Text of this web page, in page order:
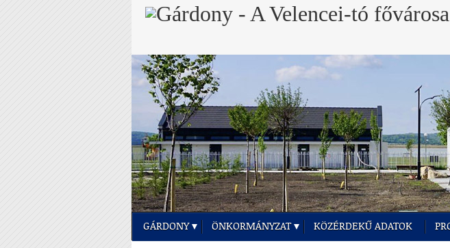
GÁRDONY ÖNKORMÁNYZAT KÖZÉRDEKŰ ADATOK